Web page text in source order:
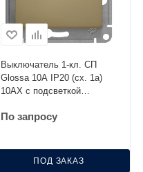
Выключатель 1-кл. СП
Glossa 10А IP20 (сх. 1а)
10AX с подсветкой
GSL000413
По запросу
ПОД ЗАКАЗ